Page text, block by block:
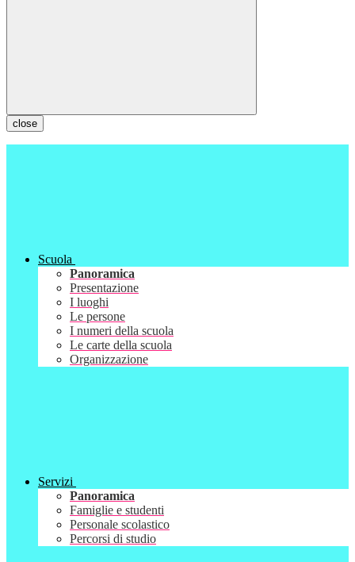
close
Scuola
Panoramica
Presentazione
I luoghi
Le persone
I numeri della scuola
Le carte della scuola
Organizzazione
Servizi
Panoramica
Famiglie e studenti
Personale scolastico
Percorsi di studio